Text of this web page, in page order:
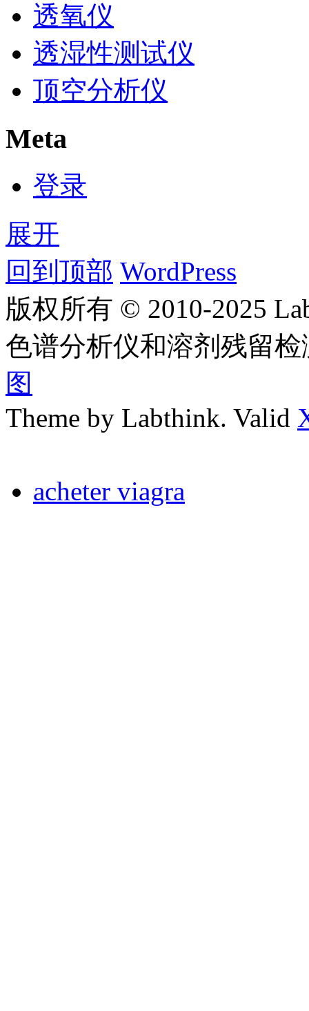
透氧仪
透湿性测试仪
顶空分析仪
Meta
登录
展开
回到顶部 WordPress
版权所有 © 2010-2025
色谱分析仪和溶剂残留
图
Theme by Labthink. Valid
acheter viagra